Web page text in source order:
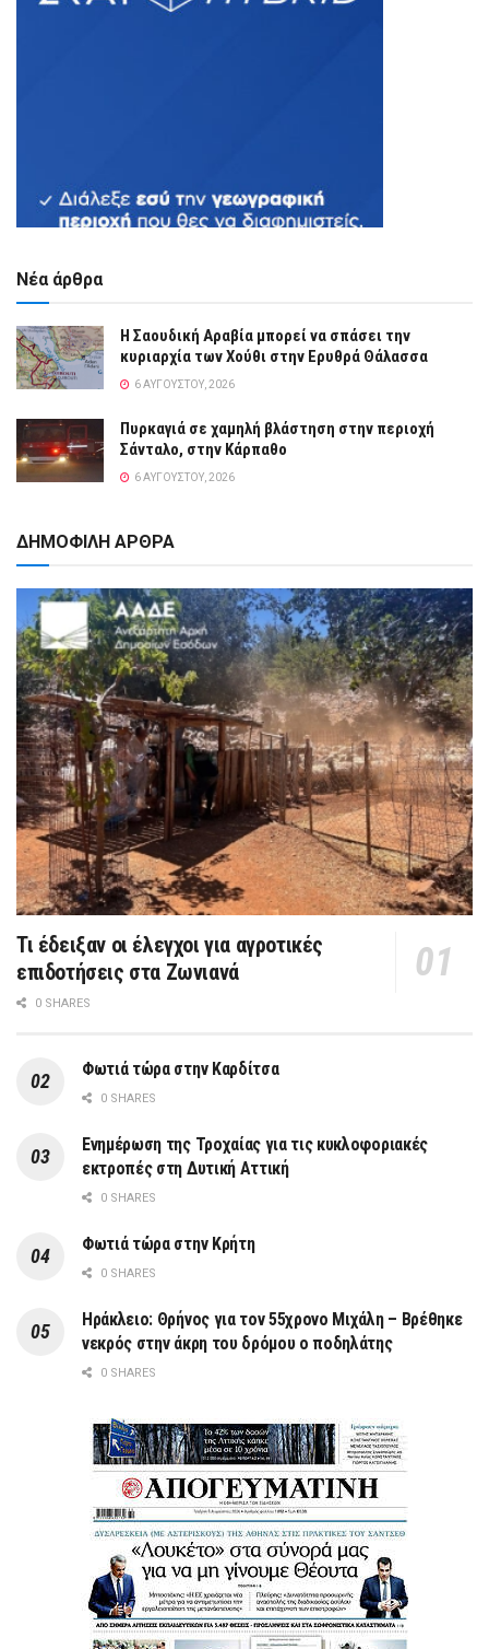
Νέα άρθρα
Η Σαουδική Αραβία μπορεί να σπάσει την
κυριαρχία των Χούθι στην Ερυθρά Θάλασσα
6 ΑΥΓΟΎΣΤΟΥ, 2026
Πυρκαγιά σε χαμηλή βλάστηση στην περιοχή
Σάνταλο, στην Κάρπαθο
6 ΑΥΓΟΎΣΤΟΥ, 2026
ΔΗΜΟΦΙΛΗ ΑΡΘΡΑ
Τι έδειξαν οι έλεγχοι για αγροτικές
επιδοτήσεις στα Ζωνιανά
0 SHARES
Φωτιά τώρα στην Καρδίτσα
0 SHARES
Ενημέρωση της Τροχαίας για τις κυκλοφοριακές
εκτροπές στη Δυτική Αττική
0 SHARES
Φωτιά τώρα στην Κρήτη
0 SHARES
Ηράκλειο: Θρήνος για τον 55χρονο Μιχάλη – Βρέθηκε
νεκρός στην άκρη του δρόμου ο ποδηλάτης
0 SHARES